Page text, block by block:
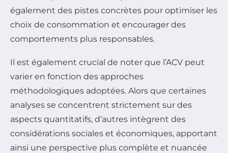
également des pistes concrètes pour optimiser les
choix de consommation et encourager des
comportements plus responsables.
Il est également crucial de noter que l’ACV peut
varier en fonction des approches
méthodologiques adoptées. Alors que certaines
analyses se concentrent strictement sur des
aspects quantitatifs, d’autres intègrent des
considérations sociales et économiques, apportant
ainsi une perspective plus complète et nuancée